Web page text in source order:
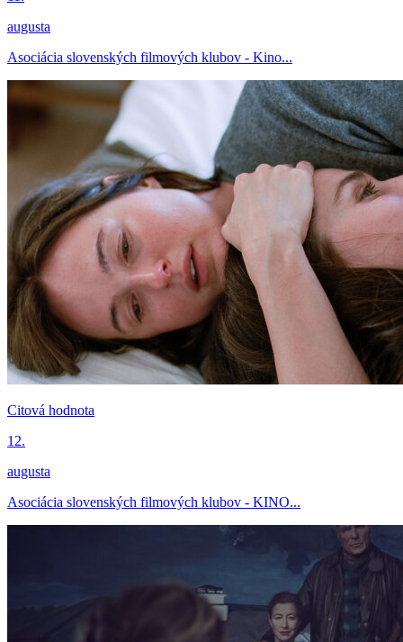
augusta
Asociácia slovenských filmových klubov - Kino...
Citová hodnota
12.
augusta
Asociácia slovenských filmových klubov - KINO...